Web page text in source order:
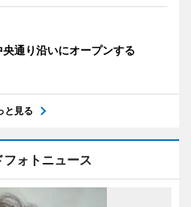
通り沿いにオープンする
と見る
フォトニュース